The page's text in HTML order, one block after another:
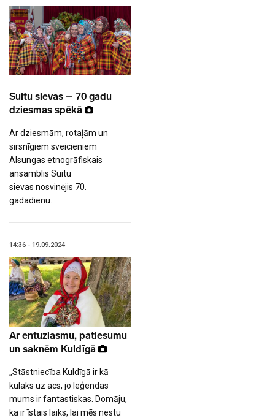
Suitu sievas – 70 gadu
dziesmas spēkā
Ar dziesmām, rotaļām un
sirsnīgiem sveicieniem
Alsungas etnogrāfiskais
ansamblis Suitu
sievas nosvinējis 70.
gadadienu.
14:36 - 19.09.2024
Ar entuziasmu, patiesumu
un saknēm Kuldīgā
„Stāstniecība Kuldīgā ir kā
kulaks uz acs, jo leģendas
mums ir fantastiskas. Domāju,
ka ir īstais laiks, lai mēs nestu